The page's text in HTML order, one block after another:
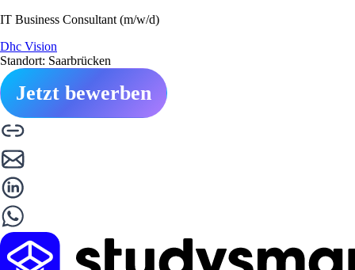
IT Business Consultant (m/w/d)
Dhc Vision
Standort: Saarbrücken
Jetzt bewerben